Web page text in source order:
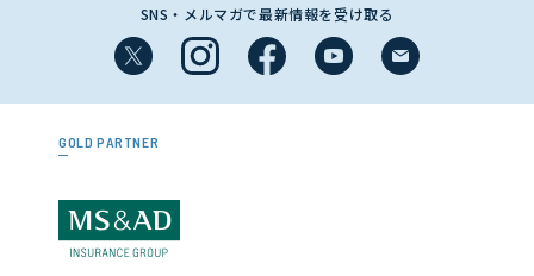
SNS・メルマガで最新情報を受け取る
GOLD PARTNER